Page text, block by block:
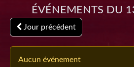
Événements du
Jour précédent
Aucun événement